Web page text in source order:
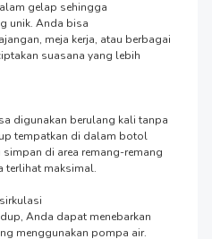
unik. Anda bisa
meja kerja, atau berbagai
suasana yang lebih
tempatkan di dalam botol
di area remang-remang
terlihat maksimal.
menggunakan pompa air.